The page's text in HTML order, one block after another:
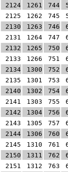
2124 1261 744
2125 1262 745
2130 1263 746
2131 1264 747
2132 1265 750
2133 1266 751
2134 1300 752
2135 1301 753
2140 1302 754
2141 1303 755
2142 1304 756
2143 1305 757
2144 1306 760
2145 1310 761
2150 1311 762
2151 1312 763